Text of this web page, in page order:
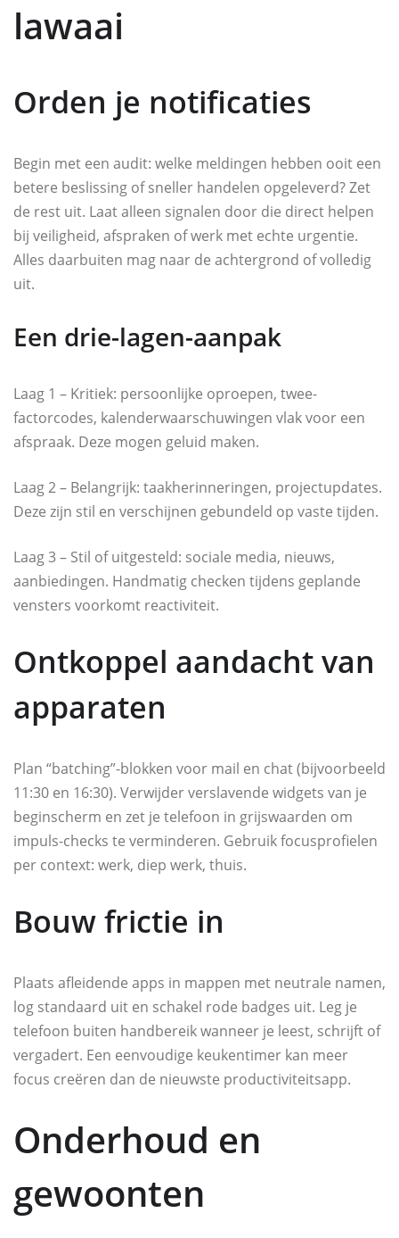
lawaai
Orden je notificaties
Begin met een audit: welke meldingen hebben ooit een
betere beslissing of sneller handelen opgeleverd? Zet
de rest uit. Laat alleen signalen door die direct helpen
bij veiligheid, afspraken of werk met echte urgentie.
Alles daarbuiten mag naar de achtergrond of volledig
uit.
Een drie-lagen-aanpak
Laag 1 – Kritiek: persoonlijke oproepen, twee-
factorcodes, kalenderwaarschuwingen vlak voor een
afspraak. Deze mogen geluid maken.
Laag 2 – Belangrijk: taakherinneringen, projectupdates.
Deze zijn stil en verschijnen gebundeld op vaste tijden.
Laag 3 – Stil of uitgesteld: sociale media, nieuws,
aanbiedingen. Handmatig checken tijdens geplande
vensters voorkomt reactiviteit.
Ontkoppel aandacht van
apparaten
Plan “batching”-blokken voor mail en chat (bijvoorbeeld
11:30 en 16:30). Verwijder verslavende widgets van je
beginscherm en zet je telefoon in grijswaarden om
impuls-checks te verminderen. Gebruik focusprofielen
per context: werk, diep werk, thuis.
Bouw frictie in
Plaats afleidende apps in mappen met neutrale namen,
log standaard uit en schakel rode badges uit. Leg je
telefoon buiten handbereik wanneer je leest, schrijft of
vergadert. Een eenvoudige keukentimer kan meer
focus creëren dan de nieuwste productiviteitsapp.
Onderhoud en
gewoonten